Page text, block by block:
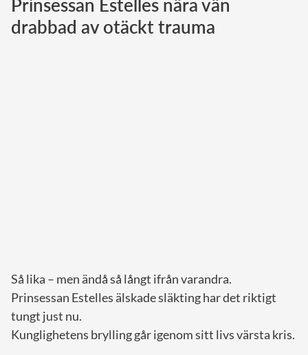
Norska kungahuset
Prinsessan Estelles nära vän
drabbad av otäckt trauma
Så lika – men ändå så långt ifrån varandra.
Prinsessan Estelles älskade släkting har det riktigt
tungt just nu.
Kunglighetens brylling går igenom sitt livs värsta kris.